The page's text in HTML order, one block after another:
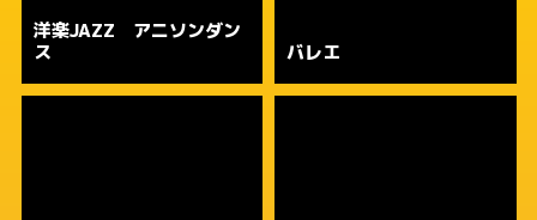
洋楽JAZZ アニソンダン
ス
バレエ